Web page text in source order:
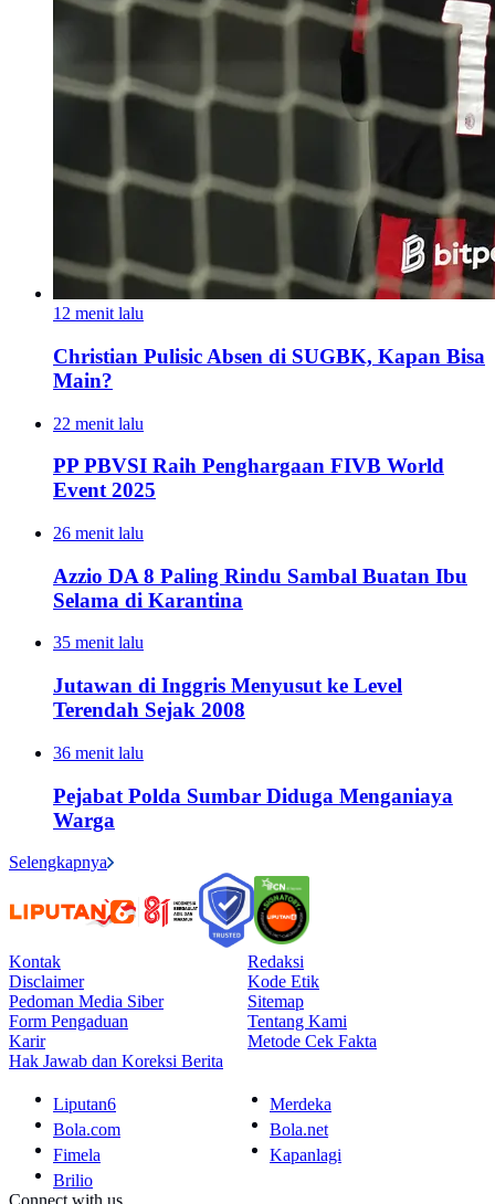
12 menit lalu
Christian Pulisic Absen di SUGBK, Kapan Bisa
Main?
22 menit lalu
PP PBVSI Raih Penghargaan FIVB World
Event 2025
26 menit lalu
Azzio DA 8 Paling Rindu Sambal Buatan Ibu
Selama di Karantina
35 menit lalu
Jutawan di Inggris Menyusut ke Level
Terendah Sejak 2008
36 menit lalu
Pejabat Polda Sumbar Diduga Menganiaya
Warga
Selengkapnya
Kontak
Redaksi
Disclaimer
Kode Etik
Pedoman Media Siber
Sitemap
Form Pengaduan
Tentang Kami
Karir
Metode Cek Fakta
Hak Jawab dan Koreksi Berita
Liputan6
Merdeka
Bola.com
Bola.net
Fimela
Kapanlagi
Brilio